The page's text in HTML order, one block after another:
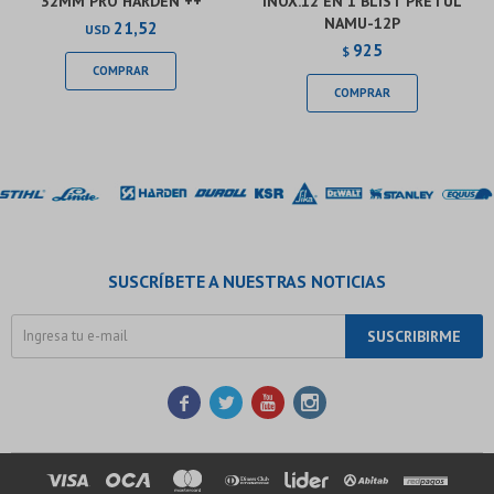
USD 21,52
NAMU-12P
$ 925
SUSCRÍBETE A NUESTRAS NOTICIAS
SUSCRIBIRME
   